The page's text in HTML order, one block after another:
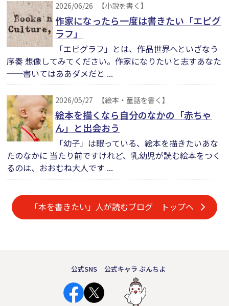
2026/06/26 【小説を書く】
作家になったら一度は書きたい「エピグ
ラフ」
「エピグラフ」とは、作品世界へといざなう
序奏 想像してみてください。作家になりたいと志すあなた
──書いてはああダメだと ...
2026/05/27 【絵本・童話を書く】
絵本を描くなら自分のなかの「赤ちゃ
ん」と出会おう
「幼子」は眠っている、絵本を描きたいあな
たのなかに 当たり前ですけれど、乳幼児が読む絵本をつく
るのは、おおむね大人です ...
「本を書きたい」人が読むブログ トップへ
公式SNS 公式キャラ ぶんちよ